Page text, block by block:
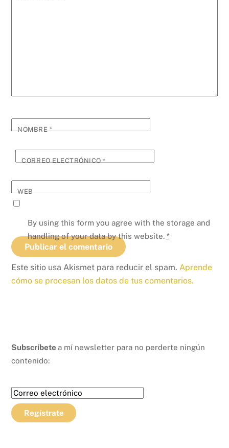
NOMBRE*
CORREO ELECTRÓNICO*
WEB
By using this form you agree with the storage and
handling of your data by this website.*
Este sitio usa Akismet para reducir el spam.Aprende
cómo se procesan los datos de tus comentarios.
Subscríbete a mí newsletter para no perderte ningún
contenido: